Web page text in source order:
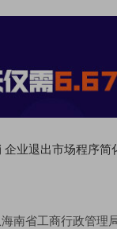
企业退出市场程序简
南省工商行政管理